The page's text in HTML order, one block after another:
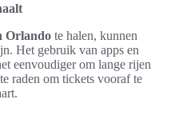
Orlando te halen, kunnen
Het gebruik van apps en
eenvoudiger om lange rijen
raden om tickets vooraf te